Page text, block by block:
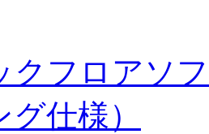
クフロアソ
仕様）